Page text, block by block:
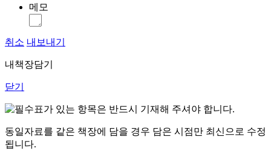
메모
취소 내보내기
내책장담기
닫기
표가 있는 항목은 반드시 기재해 주셔야 합니다.
동일자료를 같은 책장에 담을 경우 담은 시점만 최신으로 수정
됩니다.